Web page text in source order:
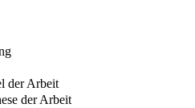
der Arbeit
der Arbeit